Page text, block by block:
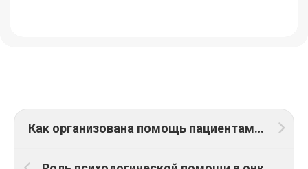
Как организована помощь пациентам с онкологическими заболеваниями в условиях ограниченного бюджета